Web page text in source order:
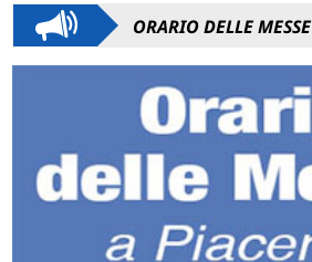
ORARIO DELLE MESSE